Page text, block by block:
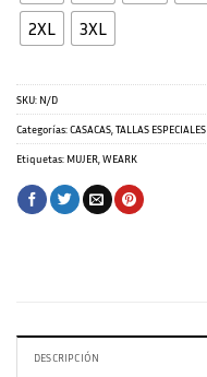
2XL
3XL
SKU: N/D
Categorías:CASACAS TALLAS ESPECIALES
Etiquetas: MUJER WEARK
DESCRIPCIÓN